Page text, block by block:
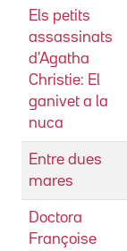
Els petits
assassinats
d'Agatha
Christie: El
ganivet a la
nuca
Entre dues
mares
Doctora
Françoise